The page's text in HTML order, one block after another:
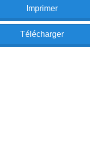
Imprimer
Télécharger